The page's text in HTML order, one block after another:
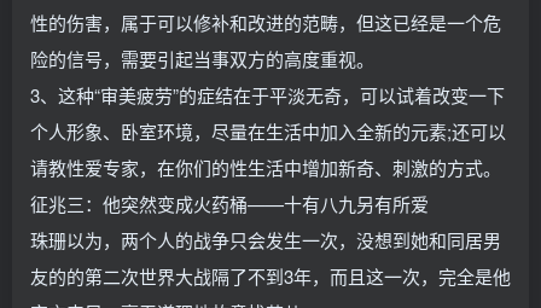
性的伤害，属于可以修补和改进的范畴，但这已经是一个危
险的信号，需要引起当事双方的高度重视。
3、这种“审美疲劳”的症结在于平淡无奇，可以试着改变一下
个人形象、卧室环境，尽量在生活中加入全新的元素;还可以
请教性爱专家，在你们的性生活中增加新奇、刺激的方式。
征兆三：他突然变成火药桶——十有八九另有所爱
珠珊以为，两个人的战争只会发生一次，没想到她和同居男
友的的第二次世界大战隔了不到3年，而且这一次，完全是他